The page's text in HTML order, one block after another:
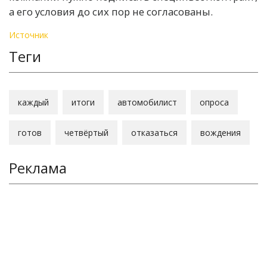
а его условия до сих пор не согласованы.
Источник
Теги
каждый итоги автомобилист опроса
готов четвёртый отказаться вождения
Реклама